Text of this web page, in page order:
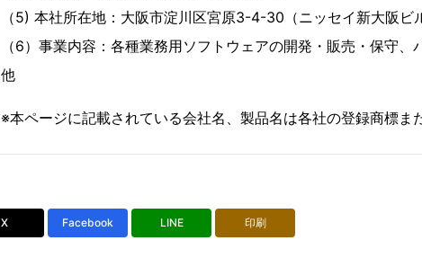
（5) 本社所在地：大阪市淀川区宮原3-4-30（ニッセイ新大阪ビ
（6）事業内容：各種業務用ソフトウェアの開発・販売・保守、
他
※本ページに記載されている会社名、製品名は各社の登録商標ま
X Facebook LINE 印刷